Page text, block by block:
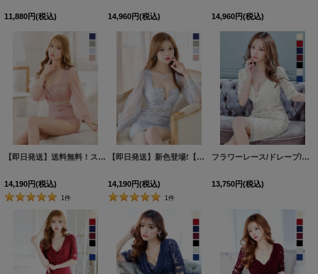
11,880円(税込) 14,960円(税込) 14,960円(税込)
【即日発送】送料無料！スクエアネック/フロントジップ/チュール袖/シアー/刺繍/レース/タイト/スリット/ミニドレス/キャバドレス【XS-XLサイズ/4カラー】[OF03-X]【YN】dzj
14,190円(税込)
1 件
【即日発送】新色登場!【送料無料】スクエアネック/フロントジップ/チュール袖/シアー/刺繍/レース/タイト/スリット/ミニドレス/キャバドレス【XS-XLサイズ/4カラー】[OF03-X]【YN】dzj
14,190円(税込)
1 件
フラワーレース/ドレープ/半袖/袖あり/タイト/膝丈/ワンピース/ミディアムドレス/キャバドレス【S-Mサイズ/1カラー】[HC02]
13,750円(税込)